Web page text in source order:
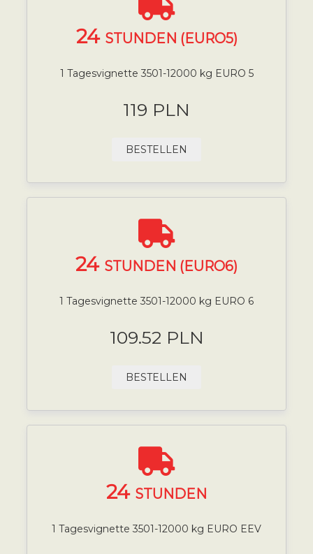
24 STUNDEN (EURO5)
1 Tagesvignette 3501-12000 kg EURO 5
119 PLN
BESTELLEN
24 STUNDEN (EURO6)
1 Tagesvignette 3501-12000 kg EURO 6
109.52 PLN
BESTELLEN
24 STUNDEN
1 Tagesvignette 3501-12000 kg EURO EEV